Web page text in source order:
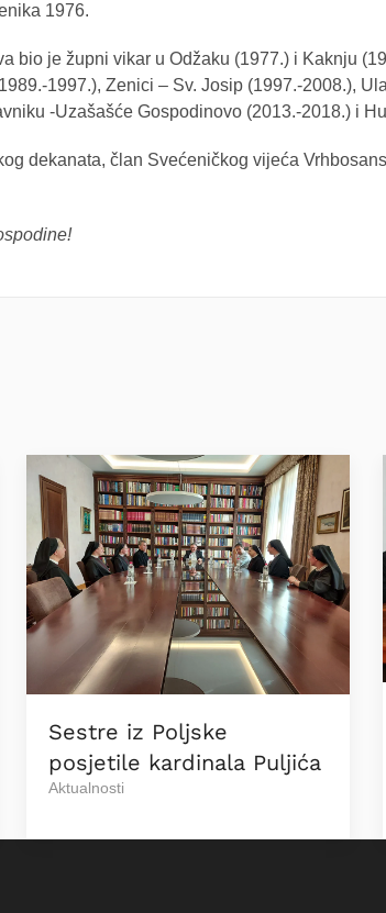
1976.
bio je župni vikar u Odžaku (1977.) i Kaknju
1997.), Zenici – Sv. Josip (1997.-2008.),
-Uzašašće Gospodinovo (2013.-2018.) i
dekanata, član Svećeničkog vijeća
Sestre iz Poljske
posjetile kardinala Puljića
Aktualnosti